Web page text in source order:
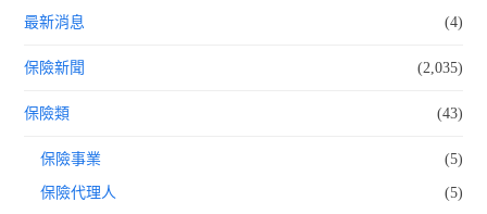
最新消息 (4)
保險新聞 (2,035)
保險類 (43)
保險事業 (5)
保險代理人 (5)